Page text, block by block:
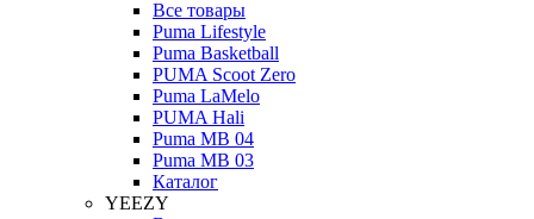
Все товары
Puma Lifestyle
Puma Basketball
PUMA Scoot Zero
Puma LaMelo
PUMA Hali
Puma MB 04
Puma MB 03
Каталог
YEEZY